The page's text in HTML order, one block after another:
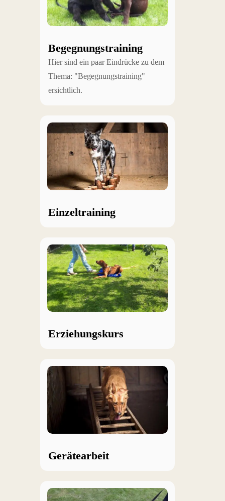
Begegnungstraining
Hier sind ein paar Eindrücke zu dem
Thema: "Begegnungstraining"
ersichtlich.
Einzeltraining
Erziehungskurs
Gerätearbeit